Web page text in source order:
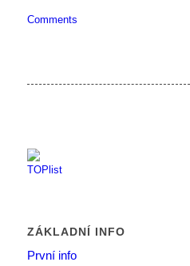
Comments
ZÁKLADNÍ INFO
První info